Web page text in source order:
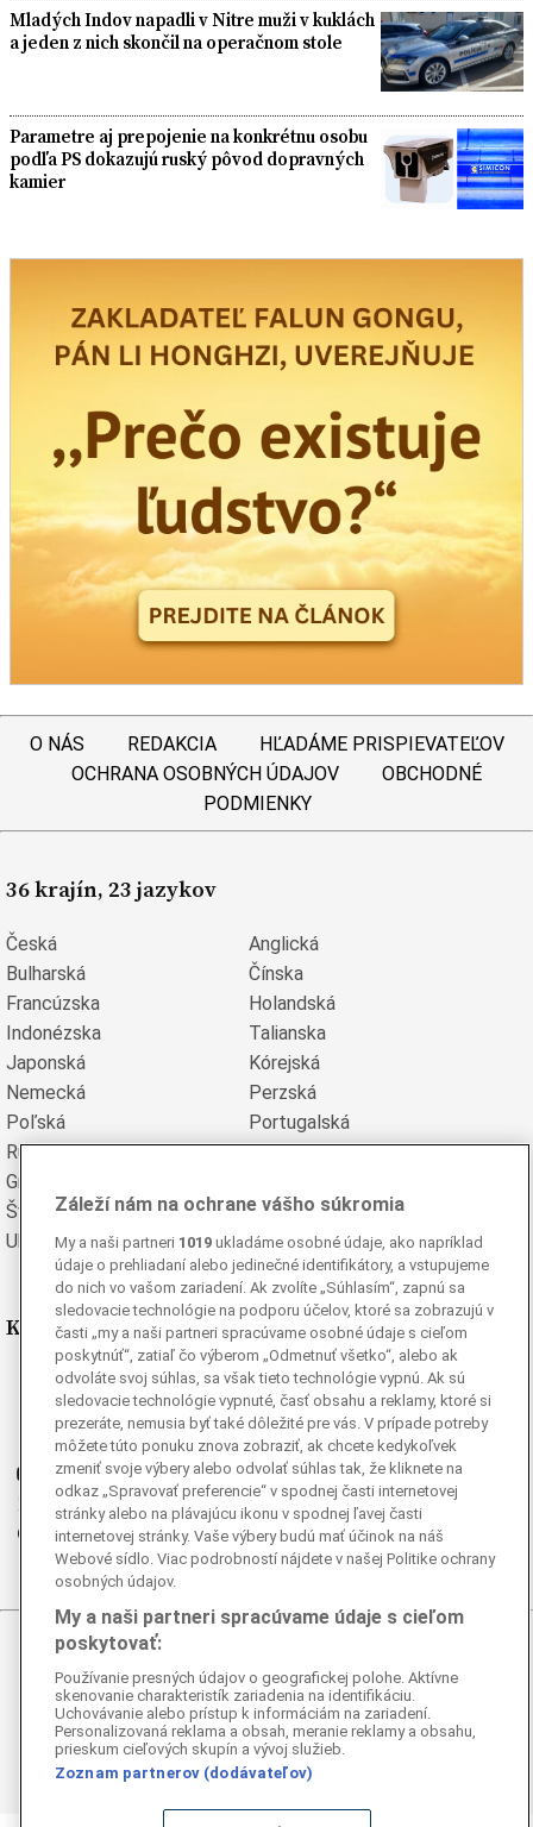
Mladých Indov napadli v Nitre muži v kuklách
a jeden z nich skončil na operačnom stole
Parametre aj prepojenie na konkrétnu osobu
podľa PS dokazujú ruský pôvod dopravných
kamier
O NÁS REDAKCIA
HĽADÁME PRISPIEVATEĽOV
OCHRANA OSOBNÝCH ÚDAJOV
OBCHODNÉ
PODMIENKY
36 krajín, 23 jazykov
Česká
Anglická
Bulharská
Čínska
Francúzska
Holandská
Indonézska
Talianska
Japonská
Kórejská
Nemecká
Perzská
Poľská
Portugalská
Rumunská
Ruská
Grécka
Švédska
Turecká
Ukrajinská
Vietnamská
Kde nás nájdete
Facebook
Instagram
Ganjing
Youtube
Twitter
Telegram
RSS
© 2026 Epoch Times Slovensko
Všetky práva vyhradené. Publikovanie alebo ďalšie šírenie
správ a fotografií zo zdrojov TASR je bez
predchádzajúceho písomného súhlasu TASR porušením
autorského zákona.
Záleží nám na ochrane vášho súkromia
My a naši partneri 1019 ukladáme osobné údaje, ako napríklad
údaje o prehliadaní alebo jedinečné identifikátory, a vstupujeme
do nich vo vašom zariadení. Ak zvolíte „Súhlasím“, zapnú sa
sledovacie technológie na podporu účelov, ktoré sa zobrazujú v
časti „my a naši partneri spracúvame osobné údaje s cieľom
poskytnúť“, zatiaľ čo výberom „Odmetnuť všetko“, alebo ak
odvoláte svoj súhlas, sa však tieto technológie vypnú. Ak sú
sledovacie technológie vypnuté, časť obsahu a reklamy, ktoré si
prezeráte, nemusia byť také dôležité pre vás. V prípade potreby
môžete túto ponuku znova zobraziť, ak chcete kedykoľvek
zmeniť svoje výbery alebo odvolať súhlas tak, že kliknete na
odkaz „Spravovať preferencie“ v spodnej časti internetovej
stránky alebo na plávajúcu ikonu v spodnej ľavej časti
internetovej stránky. Vaše výbery budú mať účinok na náš
Webové sídlo. Viac podrobností nájdete v našej Politike ochrany
osobných údajov.
My a naši partneri spracúvame údaje s cieľom
poskytovať:
Používanie presných údajov o geografickej polohe. Aktívne
skenovanie charakteristík zariadenia na identifikáciu.
Uchovávanie alebo prístup k informáciám na zariadení.
Personalizovaná reklama a obsah, meranie reklamy a obsahu,
prieskum cieľových skupín a vývoj služieb.
Zoznam partnerov (dodávateľov)